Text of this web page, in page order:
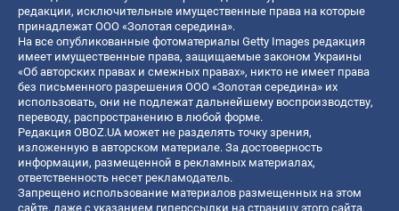
редакции, исключительные имущественные права на которые
принадлежат ООО «Золотая середина».
На все опубликованные фотоматериалы Getty Images редакция
имеет имущественные права, защищаемые законом Украины
«Об авторских правах и смежных правах», никто не имеет права
без письменного разрешения ООО «Золотая середина» их
использовать, они не подлежат дальнейшему воспроизводству,
переводу, распространению в любой форме.
Редакция OBOZ.UA может не разделять точку зрения,
изложенную в авторском материале. За достоверность
информации, размещенной в рекламных материалах,
ответственность несет рекламодатель.
Запрещено использование материалов размещенных на этом
сайте, даже с указанием гиперссылки на страницу этого сайта,